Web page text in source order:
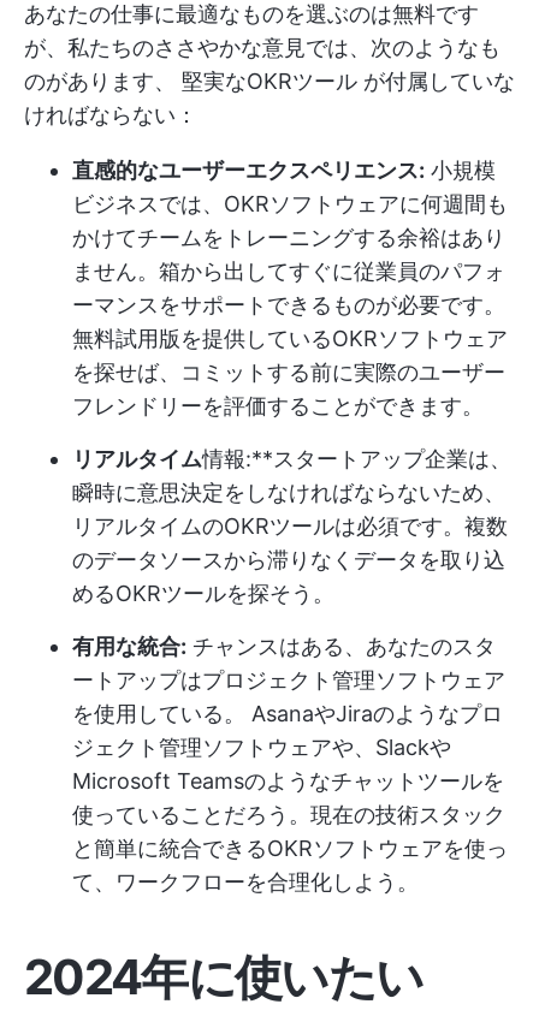
あなたの仕事に最適なものを選ぶのは無料です
が、私たちのささやかな意見では、次のようなも
のがあります、 堅実なOKRツール が付属していな
ければならない：
直感的なユーザーエクスペリエンス: 小規模
ビジネスでは、OKRソフトウェアに何週間も
かけてチームをトレーニングする余裕はあり
ません。箱から出してすぐに従業員のパフォ
ーマンスをサポートできるものが必要です。
無料試用版を提供しているOKRソフトウェア
を探せば、コミットする前に実際のユーザー
フレンドリーを評価することができます。
リアルタイム情報:**スタートアップ企業は、
瞬時に意思決定をしなければならないため、
リアルタイムのOKRツールは必須です。複数
のデータソースから滞りなくデータを取り込
めるOKRツールを探そう。
有用な統合: チャンスはある、 あなたのスタ
ートアップはプロジェクト管理ソフトウェア
を使用している。
AsanaやJiraのようなプロ
ジェクト管理ソフトウェアや、Slackや
Microsoft Teamsのようなチャットツールを
使っていることだろう。現在の技術スタック
と簡単に統合できるOKRソフトウェアを使っ
て、ワークフローを合理化しよう。
2024年に使いたい